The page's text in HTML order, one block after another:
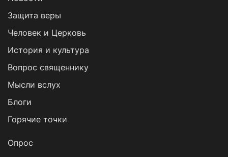
Защита веры
Человек и Церковь
История и культура
Вопрос священнику
Мысли вслух
Блоги
Горячие точки
Опрос